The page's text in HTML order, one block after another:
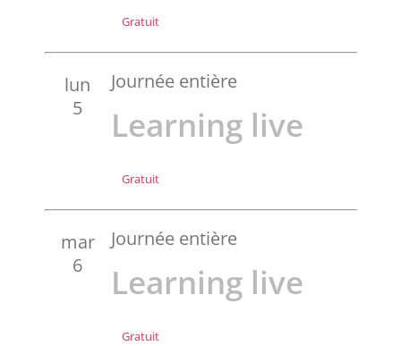
Gratuit
lun
5
Journée entière
Learning live
Gratuit
mar
6
Journée entière
Learning live
Gratuit